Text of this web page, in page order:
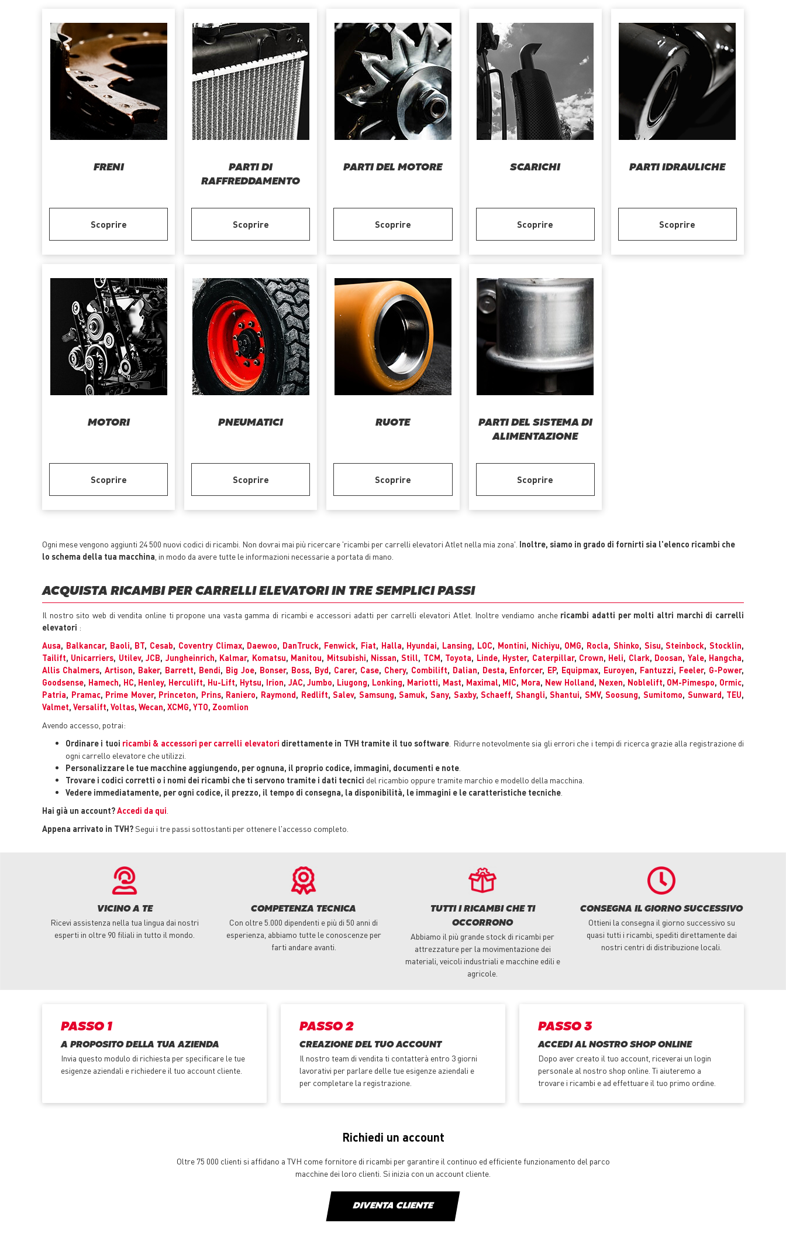
FRENI
Scoprire
PARTI DI
RAFFREDDAMENTO
Scoprire
PARTI DEL MOTORE
Scoprire
SCARICHI
Scoprire
PARTI IDRAULICHE
Scoprire
MOTORI
Scoprire
PNEUMATICI
Scoprire
RUOTE
Scoprire
PARTI DEL SISTEMA DI
ALIMENTAZIONE
Scoprire
Ogni mese vengono aggiunti 24 500 nuovi codici di ricambi. Non dovrai mai più ricercare 'ricambi per carrelli elevatori Atlet nella mia zona'. Inoltre, siamo in grado di fornirti sia l'elenco ricambi che
lo schema della tua macchina , in modo da avere tutte le informazioni necessarie a portata di mano.
ACQUISTA RICAMBI PER CARRELLI ELEVATORI IN TRE SEMPLICI PASSI
Il nostro sito web di vendita online ti propone una vasta gamma di ricambi e accessori adatti per carrelli elevatori Atlet. Inoltre vendiamo anchericambi adatti per molti altri marchi di carrelli
elevatori :
Ausa, Balkancar, Baoli, BT, Cesab, Coventry Climax, Daewoo, DanTruck, Fenwick, Fiat, Halla, Hyundai, Lansing, LOC, Montini, Nichiyu, OMG, Rocla, Shinko, Sisu,Steinbock,Stocklin,
Tailift, Unicarriers, Utilev,JCB, Jungheinrich, Kalmar, Komatsu, Manitou, Mitsubishi, Nissan,Still, TCM, Toyota, Linde, Hyster, Caterpillar, Crown, Heli, Clark, Doosan, Yale, Hangcha,
Allis Chalmers, Artison, Baker, Barrett, Bendi, Big Joe, Bonser, Boss, Byd, Carer, Case, Chery, Combilift, Dalian, Desta, Enforcer, EP, Equipmax, Euroyen, Fantuzzi, Feeler, G-Power,
Goodsense, Hamech, HC, Henley, Herculift, Hu-Lift, Hytsu, Irion, JAC,Jumbo, Liugong, Lonking, Mariotti, Mast, Maximal, MIC, Mora, New Holland, Nexen, Noblelift, OM-Pimespo, Ormic,
Patria, Pramac, Prime Mover, Princeton, Prins, Raniero, Raymond, Redlift,Salev, Samsung,Samuk, Sany, Saxby,Schaeff, Shangli,Shantui, SMV,Soosung, Sumitomo, Sunward, TEU,
Valmet, Versalift, Voltas, Wecan, XCMG, YTO, Zoomlion
Avendo accesso, potrai:
Ordinare i tuoi ricambi & accessori per carrelli elevatori direttamente in TVH tramite il tuo software . Ridurre notevolmente sia gli errori che i tempi di ricerca grazie alla registrazione di
ogni carrello elevatore che utilizzi.
Personalizzare le tue macchine aggiungendo, per ognuna, il proprio codice, immagini, documenti e note
Trovare i codici corretti o i nomi dei ricambi che ti servono tramite i dati tecnici del ricambio oppure tramite marchio e modello della macchina.
Vedere immediatamente, per ogni codice, il prezzo, il tempo di consegna, la disponibilità, le immagini e le caratteristiche tecniche
Hai già un account?Accedi da qui
Appena arrivato in TVH? Segui i tre passi sottostanti per ottenere l'accesso completo.
VICINO A TE
Ricevi assistenza nella tua lingua dai nostri
esperti in oltre 90 filiali in tutto il mondo.
COMPETENZA TECNICA
Con oltre 5.000 dipendenti e più di 50 anni di
esperienza, abbiamo tutte le conoscenze per
farti andare avanti.
TUTTI I RICAMBI CHE TI
OCCORRONO
Abbiamo il più grande stock di ricambi per
attrezzature per la movimentazione dei
materiali, veicoli industriali e macchine edili e
agricole.
CONSEGNA IL GIORNO SUCCESSIVO
Ottieni la consegna il giorno successivo su
quasi tutti i ricambi, spediti direttamente dai
nostri centri di distribuzione locali.
PASSO 1
A PROPOSITO DELLA TUA AZIENDA
Invia questo modulo di richiesta per specificare le tue
esigenze aziendali e richiedere il tuo account cliente.
PASSO 2
CREAZIONE DEL TUO ACCOUNT
Il nostro team di vendita ti contatterà entro 3 giorni
lavorativi per parlare delle tue esigenze aziendali e
per completare la registrazione.
PASSO 3
ACCEDI AL NOSTRO SHOP ONLINE
Dopo aver creato il tuo account, riceverai un login
personale al nostro shop online. Ti aiuteremo a
trovare i ricambi e ad effettuare il tuo primo ordine.
Richiedi un account
Oltre 75 000 clienti si affidano a TVH come fornitore di ricambi per garantire il continuo ed efficiente funzionamento del parco
macchine dei loro clienti. Si inizia con un account cliente.
DIVENTA CLIENTE